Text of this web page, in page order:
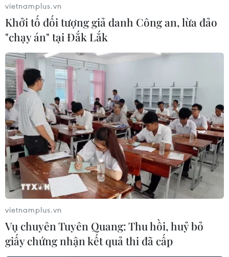
vietnamplus.vn
Khởi tố đối tượng giả danh Công an, lừa đảo
"chạy án" tại Đắk Lắk
vietnamplus.vn
Vụ chuyên Tuyên Quang: Thu hồi, huỷ bỏ
giấy chứng nhận kết quả thi đã cấp